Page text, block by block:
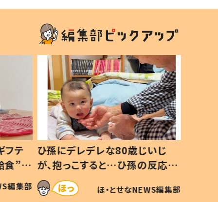
フテ
食”を
の親
編集部
ひ孫にデレデレな80歳じいじ
が、抱っこすると…ひ孫の反応に
「涙が出ました」「可愛くて仕方な
い」
ほ・とせなNEWS編集部